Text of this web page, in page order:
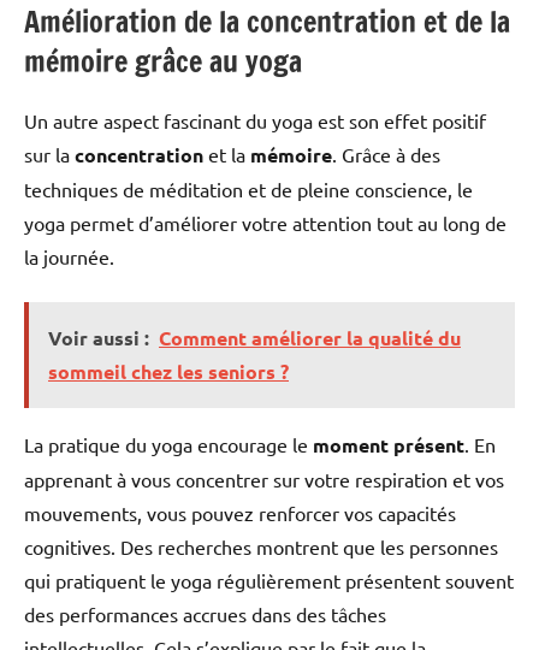
Amélioration de la concentration et de la
mémoire grâce au yoga
Un autre aspect fascinant du yoga est son effet positif
sur la concentration et la mémoire. Grâce à des
techniques de méditation et de pleine conscience, le
yoga permet d’améliorer votre attention tout au long de
la journée.
Voir aussi : Comment améliorer la qualité du
sommeil chez les seniors ?
La pratique du yoga encourage le moment présent. En
apprenant à vous concentrer sur votre respiration et vos
mouvements, vous pouvez renforcer vos capacités
cognitives. Des recherches montrent que les personnes
qui pratiquent le yoga régulièrement présentent souvent
des performances accrues dans des tâches